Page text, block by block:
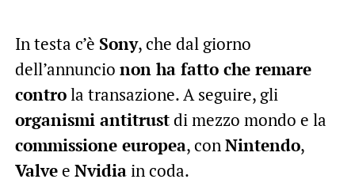
In testa c’è Sony, che dal giorno
dell’annuncio non ha fatto che remare
controla transazione. A seguire, gli
organismi antitrustdi mezzo mondo e la
commissione europea, conNintendo,
Valvee Nvidiain coda.